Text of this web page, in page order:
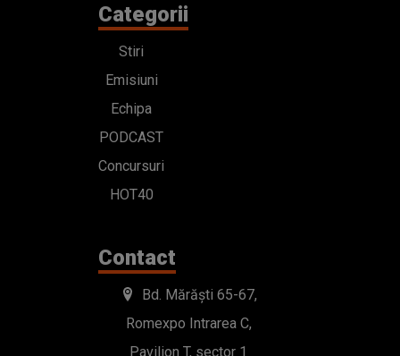
Categorii
Stiri
Emisiuni
Echipa
PODCAST
Concursuri
HOT40
Contact
Bd. Mărăști 65-67,
Romexpo Intrarea C,
Pavilion T, sector 1